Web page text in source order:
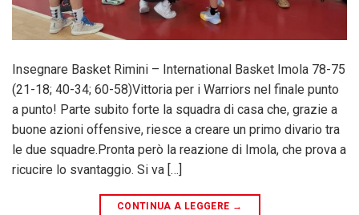
Insegnare Basket Rimini – International Basket Imola 78-75
(21-18; 40-34; 60-58)Vittoria per i Warriors nel finale punto
a punto! Parte subito forte la squadra di casa che, grazie a
buone azioni offensive, riesce a creare un primo divario tra
le due squadre.Pronta però la reazione di Imola, che prova a
ricucire lo svantaggio. Si va […]
CONTINUA A LEGGERE →